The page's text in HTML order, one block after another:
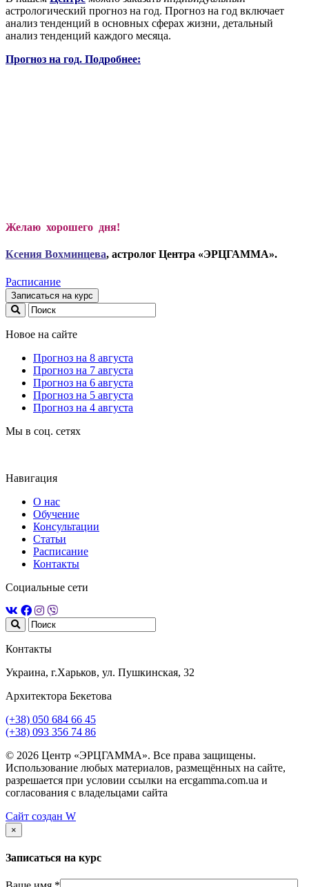
астрологический прогноз на год. Прогноз на год включает
анализ тенденций в основных сферах жизни, детальный
анализ тенденций каждого месяца.
Прогноз на год. Подробнее:
Желаю хорошего дня!
Ксения Вохминцева, астролог Центра «ЭРЦГАММА».
Расписание
Записаться на курс
Новое на сайте
Прогноз на 8 августа
Прогноз на 7 августа
Прогноз на 6 августа
Прогноз на 5 августа
Прогноз на 4 августа
Мы в соц. сетях
Навигация
О нас
Обучение
Консультации
Статьи
Расписание
Контакты
Социальные сети
Контакты
Украина, г.Харьков, ул. Пушкинская, 32
Архитектора Бекетова
(+38) 050 684 66 45
(+38) 093 356 74 86
© 2026 Центр «ЭРЦГАММА». Все права защищены.
Использование любых материалов, размещённых на сайте,
разрешается при условии ссылки на ercgamma.com.ua и
согласования с владельцами сайта
Сайт создан W
×
Записаться на курс